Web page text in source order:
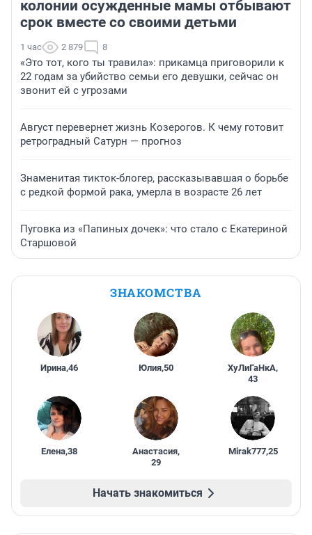
колонии осужденные мамы отбывают
срок вместе со своими детьми
1 час 2 879 8
«Это тот, кого ты травила»: прикамца приговорили к
22 годам за убийство семьи его девушки, сейчас он
звонит ей с угрозами
Август перевернет жизнь Козерогов. К чему готовит
ретроградный Сатурн — прогноз
Знаменитая тикток-блогер, рассказывавшая о борьбе
с редкой формой рака, умерла в возрасте 26 лет
Пуговка из «Папиных дочек»: что стало с Екатериной
Старшовой
ЗНАКОМСТВА
Ирина,46 Юлия,50 ХуЛиГаНкА,
43
Елена,38 Анастасия,
29
Mirak777,25
Начать знакомиться